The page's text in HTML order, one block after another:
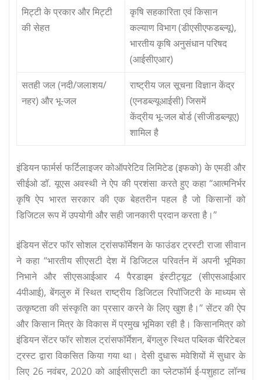
मिट्टी के प्रकार और मिट्टी
की सेहत
कृषि सहकारिता एवं किसान
कल्याण विभाग (डीएसीएफडब्ल्यू),
भारतीय कृषि अनुसंधान परिषद
(आईसीएआर)
सतही जल (नदी/जलाशय/
नहर) और भू-जल
राष्ट्रीय जल सूचना विज्ञान केंद्र
(एनडब्ल्यूआईसी) जिसमें
केंद्रीय भू-जल बोर्ड (सीजीडब्ल्यूए)
शामिल है
इंडियन फार्मर्स फर्टिलाइजर कोऑपरेटिव लिमिटेड (इफको) के एमडी और
सीईओ डॉ. यूएस अवस्थी ने ऐप की प्रशंसा करते हुए कहा “आत्मनिर्भर
कृषि ऐप भारत सरकार की एक बेहतरीन पहल है जो किसानों को
डिजिटल रूप में उपयोगी और सही जानकारी प्रदान करता है।”
इंडियन सेंटर फॉर सोशल ट्रांसफॉर्मेशन के फाउंडर ट्रस्टी राजा सीवान
ने कहा “भारतीय सीएसटी देश में डिजिटल परिवर्तन में अपनी भूमिका
निभाने और सीएसआईआर 4 पैरडाइम इंस्टीट्यूट (सीएसआईआर
4पीआई), बेंगलुरु में स्थित राष्ट्रीय डिजिटल रिपॉजिटरी के माध्यम से
उत्कृष्टता की संस्कृति का प्रसार करने के लिए खुश है।” सेंटर की ऐप
और किसान मित्र के विकास में प्रमुख भूमिका रही है। किसानमित्र को
इंडियन सेंटर फॉर सोशल ट्रांसफॉर्मेशन, बेंगलुरु स्थित पब्लिक चैरिटेबल
ट्रस्ट द्वारा विकसित किया गया था। देसी दुधारू मवेशियों में सुधार के
लिए 26 नवंबर, 2020 को आईसीएसटी का प्लेटफॉर्म ई-पशुहाट लॉन्च